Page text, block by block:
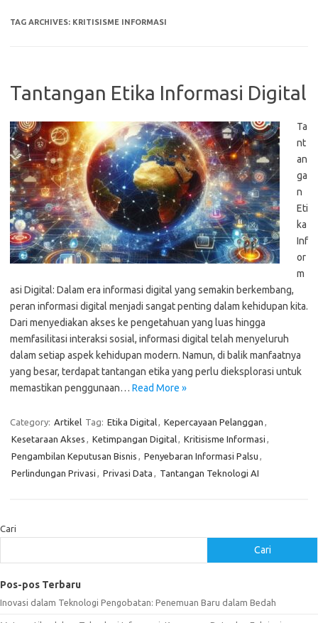
TAG ARCHIVES: KRITISISME INFORMASI
Tantangan Etika Informasi Digital
Ta
nt
an
ga
n
Eti
ka
Inf
or
m
asi Digital: Dalam era informasi digital yang semakin berkembang,
peran informasi digital menjadi sangat penting dalam kehidupan kita.
Dari menyediakan akses ke pengetahuan yang luas hingga
memfasilitasi interaksi sosial, informasi digital telah menyeluruh
dalam setiap aspek kehidupan modern. Namun, di balik manfaatnya
yang besar, terdapat tantangan etika yang perlu dieksplorasi untuk
memastikan penggunaan… Read More »
Category: Artikel Tag: Etika Digital, Kepercayaan Pelanggan ,
Kesetaraan Akses , Ketimpangan Digital, Kritisisme Informasi ,
Pengambilan Keputusan Bisnis , Penyebaran Informasi Palsu ,
Perlindungan Privasi , Privasi Data , Tantangan Teknologi AI
Cari
Cari
Pos-pos Terbaru
Inovasi dalam Teknologi Pengobatan: Penemuan Baru dalam Bedah